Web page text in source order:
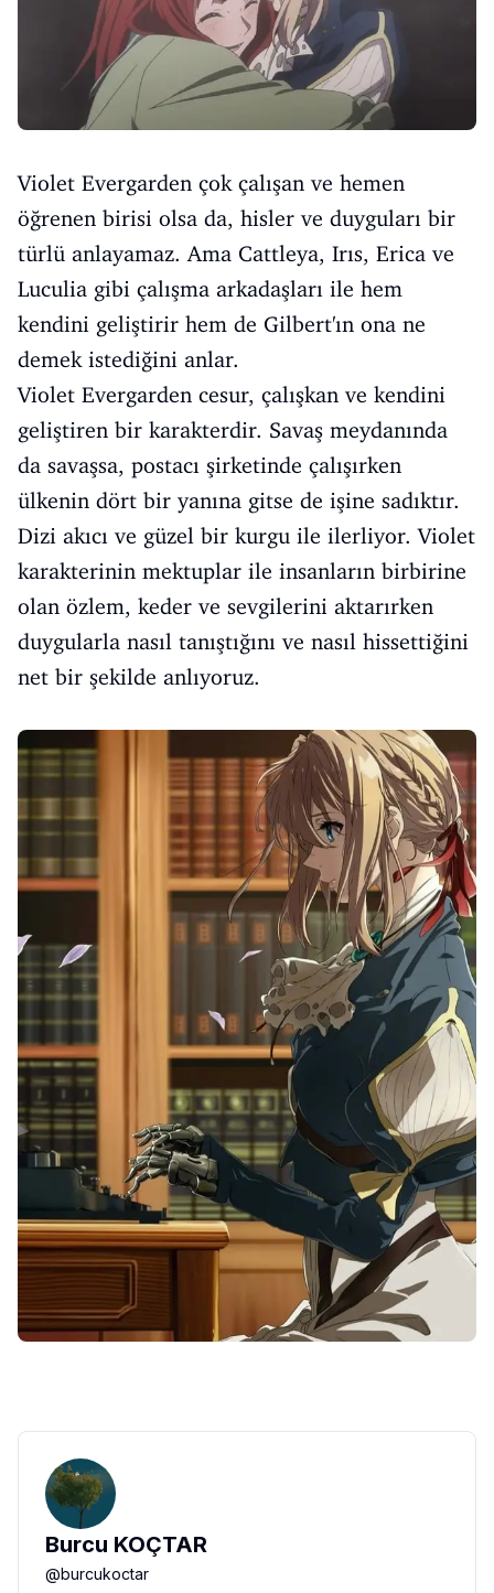
Violet Evergarden çok çalışan ve hemen
öğrenen birisi olsa da, hisler ve duyguları bir
türlü anlayamaz. Ama Cattleya, Irıs, Erica ve
Luculia gibi çalışma arkadaşları ile hem
kendini geliştirir hem de Gilbert'ın ona ne
demek istediğini anlar.
Violet Evergarden cesur, çalışkan ve kendini
geliştiren bir karakterdir. Savaş meydanında
da savaşsa, postacı şirketinde çalışırken
ülkenin dört bir yanına gitse de işine sadıktır.
Dizi akıcı ve güzel bir kurgu ile ilerliyor. Violet
karakterinin mektuplar ile insanların birbirine
olan özlem, keder ve sevgilerini aktarırken
duygularla nasıl tanıştığını ve nasıl hissettiğini
net bir şekilde anlıyoruz.
Burcu KOÇTAR
@burcukoctar